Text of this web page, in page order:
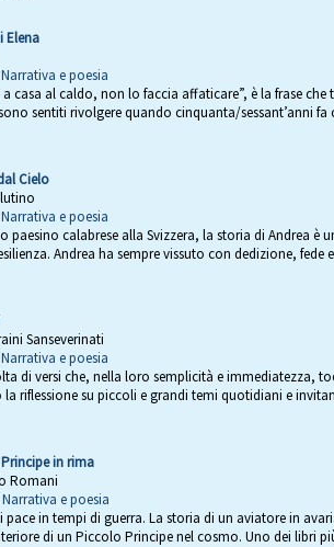
Elena
Narrativa e poesia
a casa al caldo, non lo faccia affaticare”, è la frase
sentiti rivolgere quando cinquanta/sessant’anni fa
Cielo
Narrativa e poesia
paesino calabrese alla Svizzera, la storia di Andrea è
Andrea ha sempre vissuto con dedizione, fede
Sanseverinati
Narrativa e poesia
di versi che, nella loro semplicità e immediatezza,
riflessione su piccoli e grandi temi quotidiani e
in rima
Romani
Narrativa e poesia
pace in tempi di guerra. La storia di un aviatore in
di un Piccolo Principe nel cosmo. Uno dei libri